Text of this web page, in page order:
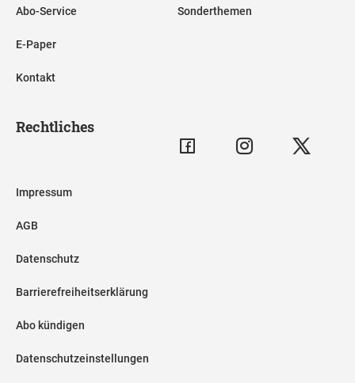
Abo-Service
E-Paper
Kontakt
Sonderthemen
Rechtliches
Impressum
AGB
Datenschutz
Barrierefreiheitserklärung
Abo kündigen
Datenschutzeinstellungen